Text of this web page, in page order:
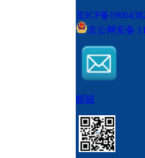
京ICP备
京公网安备
邮箱